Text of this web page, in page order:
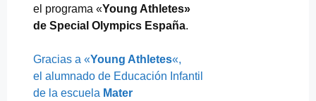
el programa «Young Athletes»
de Special Olympics España.
Gracias a «Young Athletes«,
el alumnado de Educación Infantil
de la escuela Mater